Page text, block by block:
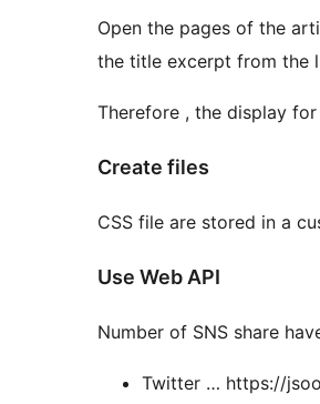
Open the pages of the
the title excerpt from the
Therefore , the display
Create files
CSS file are stored in a
Use Web API
Number of SNS share
Twitter … https://